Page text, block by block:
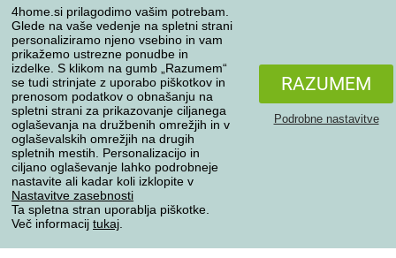
4home.si prilagodimo vašim potrebam.
Glede na vaše vedenje na spletni strani
personaliziramo njeno vsebino in vam
prikažemo ustrezne ponudbe in
izdelke. S klikom na gumb „Razumem“
se tudi strinjate z uporabo piškotkov in
prenosom podatkov o obnašanju na
spletni strani za prikazovanje ciljanega
oglaševanja na družbenih omrežjih in v
oglaševalskih omrežjih na drugih
spletnih mestih. Personalizacijo in
ciljano oglaševanje lahko podrobneje
nastavite ali kadar koli izklopite v
Nastavitve zasebnosti
Ta spletna stran uporablja piškotke.
Več informacij tukaj
RAZUMEM
Podrobne nastavitve
Reklamacija
Odstop od kupoprodajne pogodbe
Pravila obdelave ocen
Načini prevoza
Načini plačila
Zanesljiva trgovina